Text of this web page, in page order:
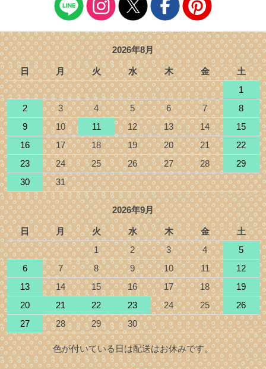
2026年8月
日 月 火 水 木 金
土
1
2
3 4 5 6 7
8
9
10 11 12 13 14
15
16
17 18 19 20 21
22
23
24 25 26 27 28
29
30
31
2026年9月
日 月 火 水 木 金
土
1
2 3 4
5
6
7 8 9 10 11
12
13
14 15 16 17 18
19
20
21 22 23 24 25
26
27
28 29 30
色が付いている日は配送はお休みです。